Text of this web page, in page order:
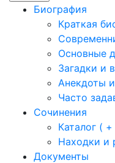
Биография
Краткая
Основные
Загадки и
Анекдоты
Часто
Сочинения
Каталог (
Находки и
Документы